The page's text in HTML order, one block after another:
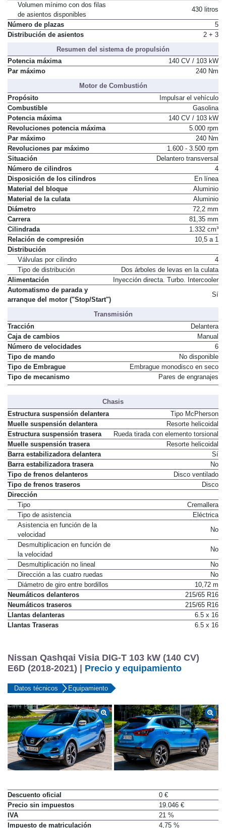
Volumen mínimo con dos filas
de asientos disponibles
430 litros
Número de plazas
5
Distribución de asientos
2 + 3
Resumen del sistema de propulsión
Potencia máxima
140 CV / 103 kW
Par máximo
240 Nm
Motor de Combustión
Propósito
Impulsar el vehículo
Combustible
Gasolina
Potencia máxima
140 CV / 103 kW
Revoluciones potencia máxima
5.000 rpm
Par máximo
240 Nm
Revoluciones par máximo
1.600 - 3.500 rpm
Situación
Delantero transversal
Número de cilindros
4
Disposición de los cilindros
En línea
Material del bloque
Aluminio
Material de la culata
Aluminio
Diámetro
72,2 mm
Carrera
81,35 mm
Cilindrada
1.332 cm³
Relación de compresión
10,5 a 1
Distribución
Válvulas por cilindro
4
Tipo de distribución
Dos árboles de levas en la culata
Alimentación
Inyección directa. Turbo. Intercooler
Automatismo de parada y
arranque del motor ("Stop/Start")
Sí
Transmisión
Tracción
Delantera
Caja de cambios
Manual
Número de velocidades
6
Tipo de mando
No disponible
Tipo de Embrague
Embrague monodisco en seco
Tipo de mecanismo
Pares de engranajes
Chasis
Estructura suspensión delantera
Tipo McPherson
Muelle suspensión delantera
Resorte helicoidal
Estructura suspensión trasera
Rueda tirada con elemento torsional
Muelle suspensión trasera
Resorte helicoidal
Barra estabilizadora delantera
Sí
Barra estabilizadora trasera
No
Tipo de frenos delanteros
Disco ventilado
Tipo de frenos traseros
Disco
Dirección
Tipo
Cremallera
Tipo de asistencia
Eléctrica
Asistencia en función de la
velocidad
No
Desmultiplicacion en función de
la velocidad
No
Desmultiplicación no lineal
No
Dirección a las cuatro ruedas
No
Diámetro de giro entre bordillos
10,72 m
Neumáticos delanteros
215/65 R16
Neumáticos traseros
215/65 R16
Llantas delanteras
6.5 x 16
Llantas Traseras
6.5 x 16
Nissan Qashqai Visia DIG-T 103 kW (140 CV)
E6D (2018-2021) | Precio y equipamiento
Datos técnicos Equipamiento
Descuento oficial
0 €
Precio sin impuestos
19.046 €
IVA
21 %
Impuesto de matriculación
4,75 %